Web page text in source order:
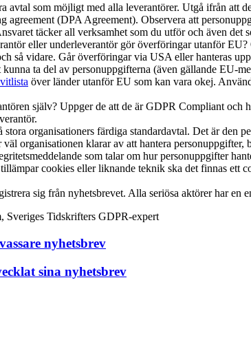
avtal som möjligt med alla leverantörer. Utgå ifrån att
agreement (DPA Agreement). Observera att
täcker all verksamhet som du utför och även det
eller underleverantör gör överföringar utanför
så vidare. Går överföringar via USA eller hanteras
kunna ta del av personuppgifterna (även gällande
över länder utanför EU som kan vara okej.
själv? Uppger de att de är GDPR Compliant
stora organisationers färdiga standardavtal. Det är den
organisationen klarar av att hantera
som talar om hur personuppgifter
cookies eller liknande teknik ska det finnas ett
sig från nyhetsbrevet. Alla seriösa aktörer har
Sveriges Tidskrifters GDPR-expert
nyhetsbrev
sina nyhetsbrev